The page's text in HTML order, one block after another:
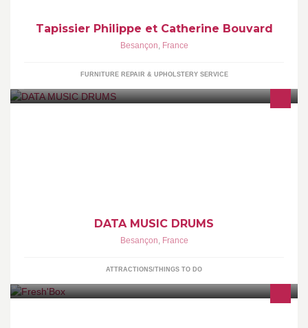
Tapissier Philippe et Catherine Bouvard
Besançon, France
FURNITURE REPAIR & UPHOLSTERY SERVICE
DATA MUSIC DRUMS
Besançon, France
ATTRACTIONS/THINGS TO DO